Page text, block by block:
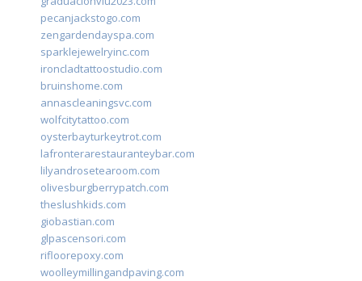
pecanjackstogo.com
zengardendayspa.com
sparklejewelryinc.com
ironcladtattoostudio.com
bruinshome.com
annascleaningsvc.com
wolfcitytattoo.com
oysterbayturkeytrot.com
lafronterarestauranteybar.com
lilyandrosetearoom.com
olivesburgberrypatch.com
theslushkids.com
giobastian.com
glpascensori.com
rifloorepoxy.com
woolleymillingandpaving.com